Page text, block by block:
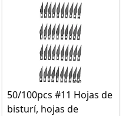
50/100pcs #11 Hojas de
bisturí, hojas de